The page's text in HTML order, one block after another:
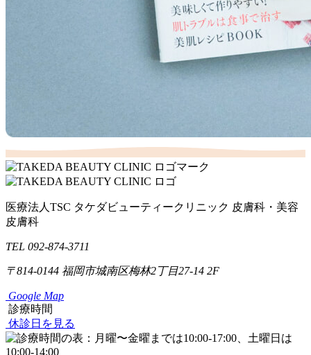
医療法人TSC タケダビューティークリニック 皮膚科・美容
皮膚科
TEL 092-874-3711
〒814-0144 福岡市城南区梅林2丁目27-14 2F
Google Map
診療時間
休診日を見る